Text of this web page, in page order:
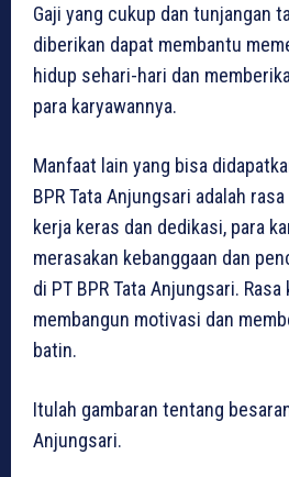
Gaji yang cukup dan tunjangan
diberikan dapat membantu
hidup sehari-hari dan
para karyawannya.
Manfaat lain yang bisa
BPR Tata Anjungsari adalah
kerja keras dan dedikasi, para
merasakan kebanggaan dan
di PT BPR Tata Anjungsari.
membangun motivasi dan
batin.
Itulah gambaran tentang
Anjungsari.